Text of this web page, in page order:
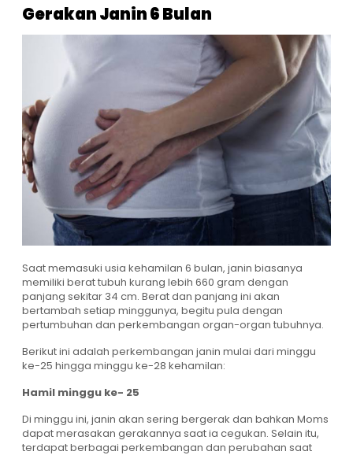
Gerakan Janin 6 Bulan
Saat memasuki usia kehamilan 6 bulan, janin biasanya
memiliki berat tubuh kurang lebih 660 gram dengan
panjang sekitar 34 cm. Berat dan panjang ini akan
bertambah setiap minggunya, begitu pula dengan
pertumbuhan dan perkembangan organ-organ tubuhnya.
Berikut ini adalah perkembangan janin mulai dari minggu
ke-25 hingga minggu ke-28 kehamilan:
Hamil minggu ke- 25
Di minggu ini, janin akan sering bergerak dan bahkan Moms
dapat merasakan gerakannya saat ia cegukan. Selain itu,
terdapat berbagai perkembangan dan perubahan saat